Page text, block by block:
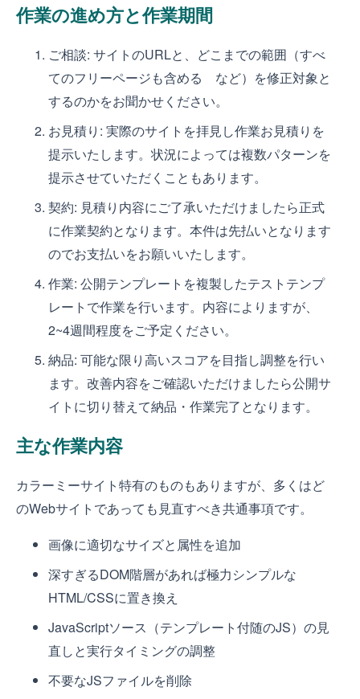
作業の進め方と作業期間
ご相談: サイトのURLと、どこまでの範囲（すべ
てのフリーページも含める など）を修正対象と
するのかをお聞かせください。
お見積り: 実際のサイトを拝見し作業お見積りを
提示いたします。状況によっては複数パターンを
提示させていただくこともあります。
契約: 見積り内容にご了承いただけましたら正式
に作業契約となります。本件は先払いとなります
のでお支払いをお願いいたします。
作業: 公開テンプレートを複製したテストテンプ
レートで作業を行います。内容によりますが、
2~4週間程度をご予定ください。
納品: 可能な限り高いスコアを目指し調整を行い
ます。改善内容をご確認いただけましたら公開サ
イトに切り替えて納品・作業完了となります。
主な作業内容
カラーミーサイト特有のものもありますが、多くはど
のWebサイトであっても見直すべき共通事項です。
画像に適切なサイズと属性を追加
深すぎるDOM階層があれば極力シンプルな
HTML/CSSに置き換え
JavaScriptソース（テンプレート付随のJS）の見
直しと実行タイミングの調整
不要なJSファイルを削除